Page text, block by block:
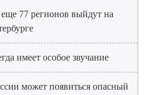
77 регионов выйдут на
имеет особое звучание
может появиться опасный